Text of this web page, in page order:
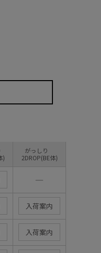
)
がっしり
2DROP(BE体)
―
入荷案内
入荷案内